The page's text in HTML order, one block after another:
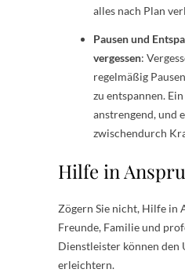
alles nach Plan
Pausen und
vergessen:
regelmäßig
zu entspannen.
anstrengend, und
zwischendurch
Hilfe in
Zögern Sie nicht, Hilfe in
Freunde, Familie und
Dienstleister können den
erleichtern.